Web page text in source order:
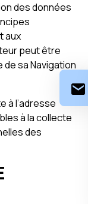
des données
aux
peut être
de sa Navigation
à l’adresse
à la collecte
des